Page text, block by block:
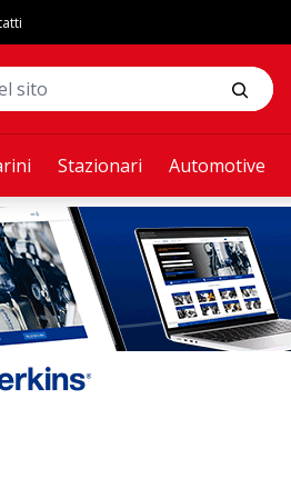
Stazionari Automotive